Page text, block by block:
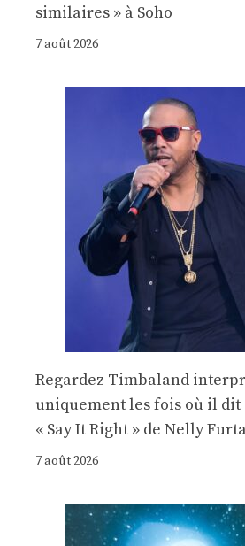
similaires » à Soho
7 août 2026
Regardez Timbaland
uniquement les fois où il dit
« Say It Right » de Nelly
7 août 2026